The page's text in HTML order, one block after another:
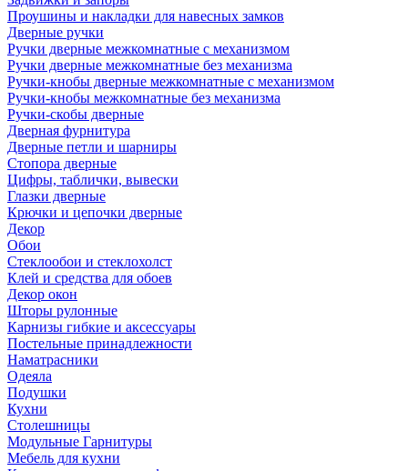
Проушины и накладки для навесных замков
Дверные ручки
Ручки дверные межкомнатные с механизмом
Ручки дверные межкомнатные без механизма
Ручки-кнобы дверные межкомнатные с механизмом
Ручки-кнобы межкомнатные без механизма
Ручки-скобы дверные
Дверная фурнитура
Дверные петли и шарниры
Стопора дверные
Цифры, таблички, вывески
Глазки дверные
Крючки и цепочки дверные
Декор
Обои
Стеклообои и стеклохолст
Клей и средства для обоев
Декор окон
Шторы рулонные
Карнизы гибкие и аксессуары
Постельные принадлежности
Наматрасники
Одеяла
Подушки
Кухни
Столешницы
Модульные Гарнитуры
Мебель для кухни